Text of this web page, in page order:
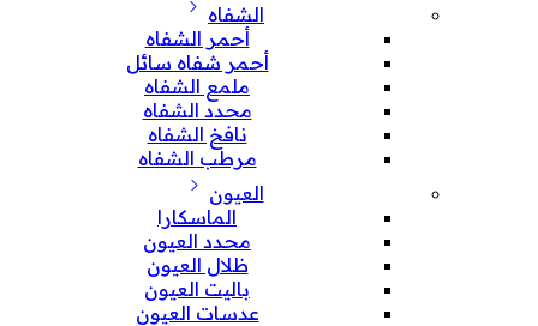
الشفاه
أحمر الشفاه
أحمر شفاه سائل
ملمع الشفاه
محدد الشفاه
نافخ الشفاه
مرطب الشفاه
العيون
الماسكارا
محدد العيون
ظلال العيون
باليت العيون
عدسات العيون